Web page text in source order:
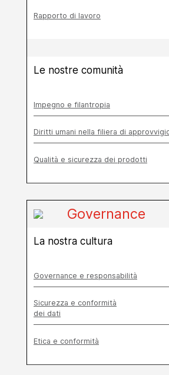
Rapporto di lavoro
Le nostre comunità
Impegno e filantropia
Diritti umani nella filiera di
Qualità e sicurezza dei prodotti
Governance
La nostra cultura
Governance e responsabilità
Sicurezza e conformità
dei dati
Etica e conformità